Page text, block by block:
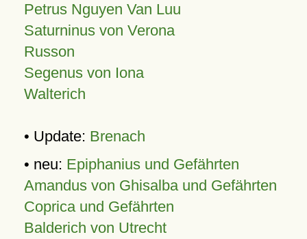
Petrus Nguyen Van Luu
Saturninus von Verona
Russon
Segenus von Iona
Walterich
• Update: Brenach
• neu: Epiphanius und Gefährten
Amandus von Ghisalba und Gefährten
Coprica und Gefährten
Balderich von Utrecht